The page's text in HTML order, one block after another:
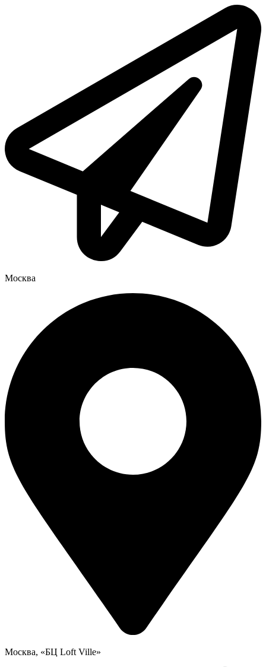
Москва
Москва, «БЦ Loft Ville»